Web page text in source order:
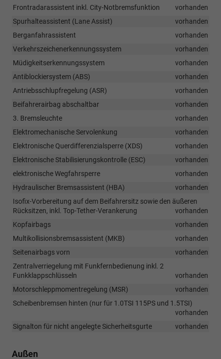
Frontradarassistent inkl. City-Notbremsfunktion
vorhanden
Spurhalteassistent (Lane Assist)
vorhanden
Berganfahrassistent
vorhanden
Verkehrszeichenerkennungssystem
vorhanden
Müdigkeitserkennungssystem
vorhanden
Antiblockiersystem (ABS)
vorhanden
Antriebsschlupfregelung (ASR)
vorhanden
Beifahrerairbag abschaltbar
vorhanden
3. Bremsleuchte
vorhanden
Elektromechanische Servolenkung
vorhanden
Elektronische Querdifferenzialsperre (XDS)
vorhanden
Elektronische Stabilisierungskontrolle (ESC)
vorhanden
elektronische Wegfahrsperre
vorhanden
Hydraulischer Bremsassistent (HBA)
vorhanden
Isofix-Vorbereitung auf dem Beifahrersitz sowie den äußeren
Rücksitzen, inkl. Top-Tether-Verankerung
vorhanden
Kopfairbags
vorhanden
Multikollisionsbremsassistent (MKB)
vorhanden
Seitenairbags vorn
vorhanden
Zentralverriegelung mit Funkfernbedienung inkl. 2
Funkklappschlüsseln
vorhanden
Motorschleppmomentregelung (MSR)
vorhanden
Scheibenbremsen hinten (nur für 1.0TSI 115PS und 1.5TSI)
vorhanden
Signalton für nicht angelegte Sicherheitsgurte
vorhanden
Außen